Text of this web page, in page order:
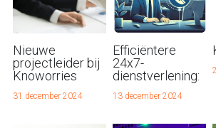
Nieuwe
projectleider bij
Knoworries
31 december 2024
Efficiëntere
24x7-
dienstverlening:
13 december 2024